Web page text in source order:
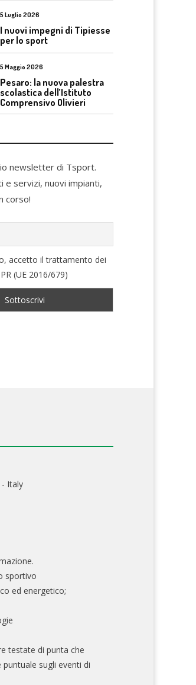
5 Luglio 2026
I nuovi impegni di Tipiesse
per lo sport
5 Maggio 2026
Pesaro: la nuova palestra
scolastica dell’Istituto
Comprensivo Olivieri
newsletter di Tsport.
e servizi, nuovi impianti,
corso!
accetto il trattamento dei
(UE 2016/679)
- Italy
sportivo
ed energetico;
testate di punta che
sugli eventi di